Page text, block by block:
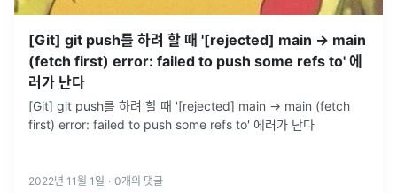
[Git] git push를 하려 할 때 '[rejected] main -> main
(fetch first) error: failed to push some refs to' 에
러가 난다
[Git] git push를 하려 할 때 '[rejected] main -> main (fetch
first) error: failed to push some refs to' 에러가 난다
2022년 11월 1일 · 0개의 댓글